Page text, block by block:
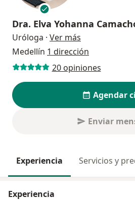
Dra. Elva Yohanna
Uróloga · Ver más
Medellín 1 dirección
20 opiniones
Agendar
Enviar
Experiencia Servicios y
Experiencia